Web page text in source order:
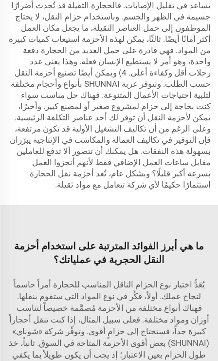
يساعد في تقليل الإصابات. فالحجارة الثقيلة قد تُحدث أضرارًا
جسيمة في الظهر والجسم. وباستخدام حزام النقل، لا يحتاج
الموظفون إلى حمل العناصر الثقيلة، ما يجعل مكان العمل
أكثر أمانًا أيضًا. ثالثًا، يمكن لهذه الأحزمة استيعاب كميات كبيرة
من المواد. فهي قادرة على حمل العديد من الحجارة دفعة
واحدة، وهو أمر لا يستطيع الإنسان فعله. وهذا يعني عدد
رحلات أقل وكفاءة أعلى. 4) ويمكن أيضًا تصنيع أحزمة النقل
حسب الطلب. وتتوفر عربة SHUNNAI بأنواع وأحجام مختلفة
لتلبية احتياجات الأعمال المتنوعة. فهناك حل مناسب سواء
كنت بحاجة إلى حزام لمشروع صغير أو لمصنع كبير. وأخيرًا،
يمكن لأحزمة النقل أن توفر لك أحد عناصر التكلفة الرئيسية.
وعلى الرغم من أن تكاليف التشغيل الأولية قد تكون مرتفعة،
فإن التوفير في تكاليف العمالة والمكاسب في الإنتاجية يبرّران
بسهولة هذه النفقات. هل يمكنك أن تتصور ألا تدفع للعاملين
مقابل ساعات العمل الإضافي فقط لأنهم أنجزوا العمل
بسرعة أكبر قليلًا؟ وبشكل عام، تُعد أحزمة نقل الحجارة
استثمارًا حكيمًا لأي شركة تتعامل مع مواد ثقيلة.
ما هي أبرز الفوائد المترتبة على استخدام أحزمة
النقل الحجرية في عملياتك؟
يُعَدُّ اختيار نوع الحزام الناقل المناسب للحجارة أمراً حاسماً
لنجاح عملك. أولاً، فكِّر في نوع المواد التي ستقوم بنقلها.
فهناك أنواع مختلفة من الأحزمة مُصمَّمة خصيصاً لتناسب
أوزان ومواد مختلفة. فعلى سبيل المثال، إذا كنت تنقل أحجاراً
كبيرة جداً، فستحتاج إلى حزامٍ أقوى. وتوفِّر شركة «شوناي»
(SHUNNAI) بعض أقوى الأحزمة المتاحة في السوق. ثانياً، خذ
طول الحزام بعين الاعتبار؛ إذ يجب أن يكون طويلاً بما يكفي